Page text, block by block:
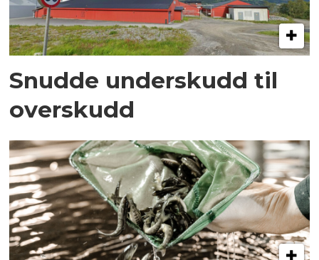
Snudde underskudd til
overskudd